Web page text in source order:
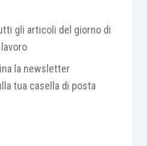
gli articoli del giorno di
la newsletter
tua casella di posta